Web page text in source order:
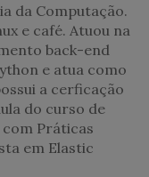
da Computação.
e café. Atuou na
back-end
e atua como
a cerficação
do curso de
Práticas
em Elastic